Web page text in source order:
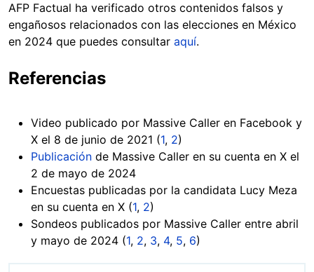
AFP Factual ha verificado otros contenidos falsos y
engañosos relacionados con las elecciones en México
en 2024 que puedes consultar aquí.
Referencias
Video publicado por Massive Caller en Facebook y
X el 8 de junio de 2021 (1, 2)
Publicación de Massive Caller en su cuenta en X el
2 de mayo de 2024
Encuestas publicadas por la candidata Lucy Meza
en su cuenta en X (1, 2)
Sondeos publicados por Massive Caller entre abril
y mayo de 2024 (1, 2, 3, 4, 5, 6)